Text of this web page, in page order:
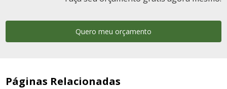
Quero meu orçamento
Páginas Relacionadas